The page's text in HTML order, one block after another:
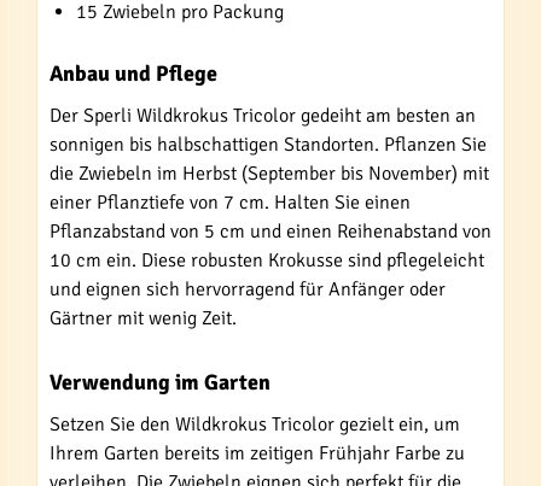
15 Zwiebeln pro Packung
Anbau und Pflege
Der Sperli Wildkrokus Tricolor gedeiht am besten an
sonnigen bis halbschattigen Standorten. Pflanzen Sie
die Zwiebeln im Herbst (September bis November) mit
einer Pflanztiefe von 7 cm. Halten Sie einen
Pflanzabstand von 5 cm und einen Reihenabstand von
10 cm ein. Diese robusten Krokusse sind pflegeleicht
und eignen sich hervorragend für Anfänger oder
Gärtner mit wenig Zeit.
Verwendung im Garten
Setzen Sie den Wildkrokus Tricolor gezielt ein, um
Ihrem Garten bereits im zeitigen Frühjahr Farbe zu